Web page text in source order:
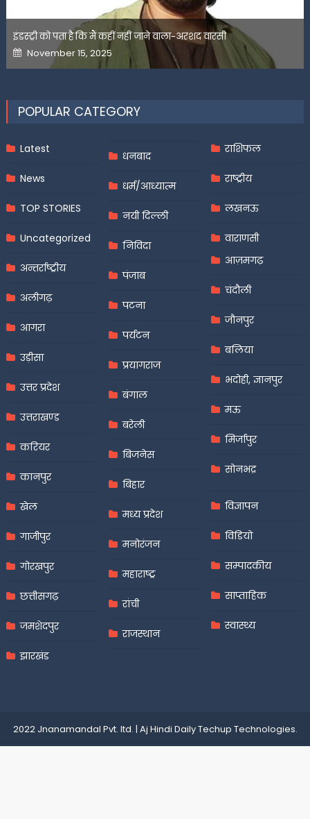
इंडस्ट्री को पता है कि मैं कहीं नहीं जाने वाला-अरशद वारसी
Posted
on
November 15, 2025
POPULAR CATEGORY
Latest
News
TOP STORIES
Uncategorized
अन्तर्राष्ट्रीय
अलीगढ़
आगरा
उड़ीसा
उत्तर प्रदेश
उत्तराखण्ड
करियर
कानपुर
खेल
गाजीपुर
गोरखपुर
छत्तीसगढ़
जमशेदपुर
झारखंड
धनबाद
धर्म/आध्यात्म
नयी दिल्ली
निविदा
पंजाब
पटना
पर्यटन
प्रयागराज
बंगाल
बरेली
बिजनेस
बिहार
मध्य प्रदेश
मनोरंजन
महाराष्ट्र
रांची
राजस्थान
राशिफल
राष्ट्रीय
लखनऊ
वाराणसी
आज़मगढ़
चंदौली
जौनपुर
बलिया
भदोही, ज्ञानपुर
मऊ
मिर्जापुर
सोनभद्र
विज्ञापन
विडियो
सम्पादकीय
साप्ताहिक
स्वास्थ्य
2022 Jnanamandal Pvt. ltd. | Aj Hindi DailyTechup Technologies.